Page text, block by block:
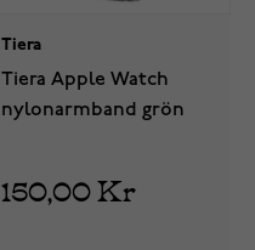
Tiera
Tiera Apple Watch
nylonarmband grön
150,00 Kr